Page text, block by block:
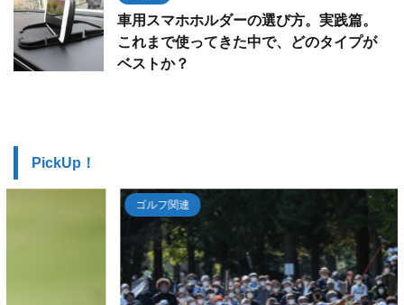
車用スマホホルダーの選び方。実践篇。
これまで使ってきた中で、どのタイプが
ベストか？
PickUp！